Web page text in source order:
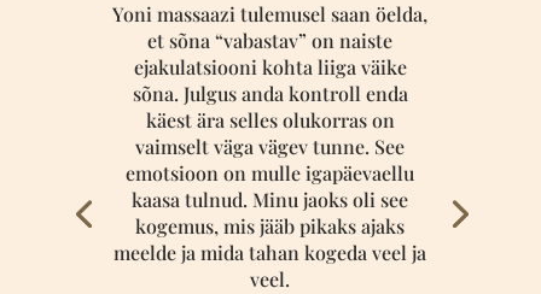
Yoni massaazi tulemusel saan öelda,
et sõna “vabastav” on naiste
ejakulatsiooni kohta liiga väike
sõna. Julgus anda kontroll enda
käest ära selles olukorras on
vaimselt väga vägev tunne. See
emotsioon on mulle igapäevaellu
kaasa tulnud. Minu jaoks oli see
kogemus, mis jääb pikaks ajaks
meelde ja mida tahan kogeda veel ja
veel.